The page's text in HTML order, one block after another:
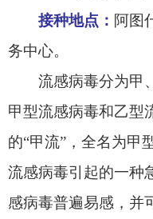
流感治疗：当出现发
状时，应及时到医院就诊
诊断为流感，应当尽早
者，尽早进行抗病毒治疗
流感预防：
流感疫苗。
2、在流感流行季节